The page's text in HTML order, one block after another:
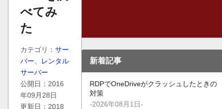
べてみ
た
カテゴリ： サー
バー
レンタル
サーバー
公開日：2016
年09月28日
更新日：2018
新着記事
RDPでOneDriveがクラッシュしたときの
対策
-2026年08月1日-